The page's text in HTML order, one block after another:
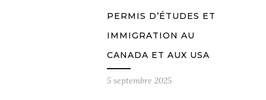
PERMIS D’ÉTUDES ET
IMMIGRATION AU
CANADA ET AUX USA
5 septembre 2025